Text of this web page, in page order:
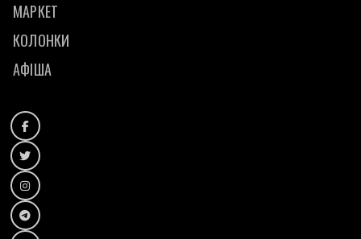
МАРКЕТ
КОЛОНКИ
АФІША